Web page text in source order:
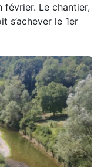
février. Le chantier,
s’achever le 1er